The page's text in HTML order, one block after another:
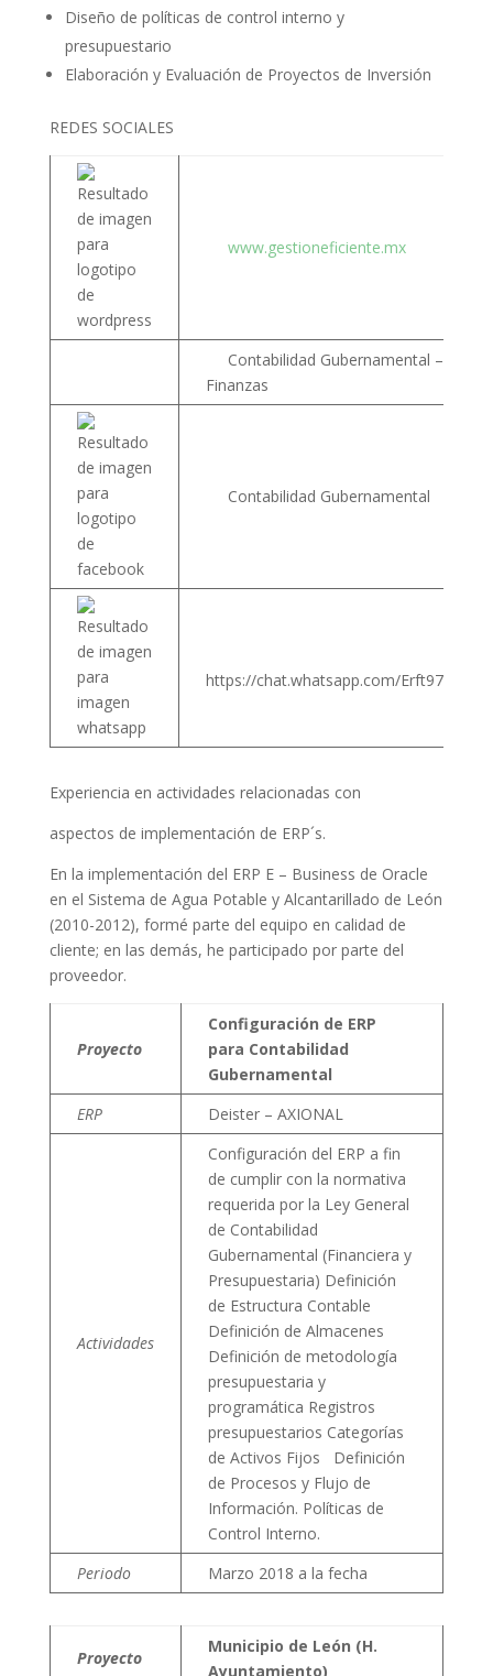
Diseño de políticas de control interno y
presupuestario
Elaboración y Evaluación de Proyectos de Inversión
REDES SOCIALES
www.gestioneficiente.mx
Contabilidad Gubernamental –
Finanzas
Contabilidad Gubernamental
https://chat.whatsapp.com/
Experiencia en actividades relacionadas con
aspectos de implementación de ERP´s.
En la implementación del ERP E – Business de Oracle
en el Sistema de Agua Potable y Alcantarillado de León
(2010-2012), formé parte del equipo en calidad de
cliente; en las demás, he participado por parte del
proveedor.
Proyecto
Configuración de ERP
para Contabilidad
Gubernamental
ERP
Deister – AXIONAL
Actividades
Configuración del ERP a fin
de cumplir con la normativa
requerida por la Ley General
de Contabilidad
Gubernamental (Financiera y
Presupuestaria) Definición
de Estructura Contable
Definición de Almacenes
Definición de metodología
presupuestaria y
programática Registros
presupuestarios Categorías
de Activos Fijos Definición
de Procesos y Flujo de
Información. Políticas de
Control Interno.
Periodo
Marzo 2018 a la fecha
Proyecto
Municipio de León (H.
Ayuntamiento)